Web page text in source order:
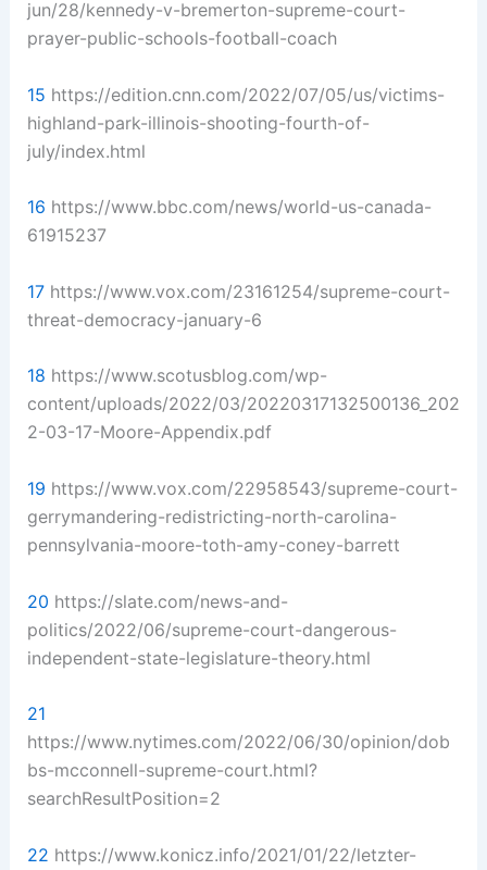
jun/28/kennedy-v-bremerton-supreme-court-
prayer-public-schools-football-coach
15 https://edition.cnn.com/2022/07/05/us/victims-
highland-park-illinois-shooting-fourth-of-
july/index.html
16 https://www.bbc.com/news/world-us-canada-
61915237
17https://www.vox.com/23161254/supreme-court-
threat-democracy-january-6
18 https://www.scotusblog.com/wp-
content/uploads/2022/03/20220317132500136_202
2-03-17-Moore-Appendix.pdf
19 https://www.vox.com/22958543/supreme-court-
gerrymandering-redistricting-north-carolina-
pennsylvania-moore-toth-amy-coney-barrett
20 https://slate.com/news-and-
politics/2022/06/supreme-court-dangerous-
independent-state-legislature-theory.html
21
https://www.nytimes.com/2022/06/30/opinion/dob
bs-mcconnell-supreme-court.html?
searchResultPosition=2
22 https://www.konicz.info/2021/01/22/letzter-